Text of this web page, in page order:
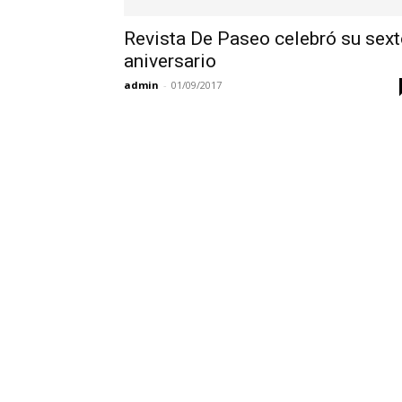
Revista De Paseo celebró su
aniversario
admin - 01/09/2017